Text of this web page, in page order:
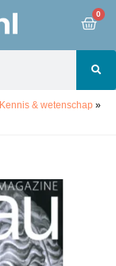
0
Kennis & wetenschap »